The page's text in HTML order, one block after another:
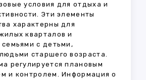
условия для отдыха и
Эти элементы
характерны для
кварталов и
с детьми,
старшего возраста.
регулируется плановым
и контролем. Информация о